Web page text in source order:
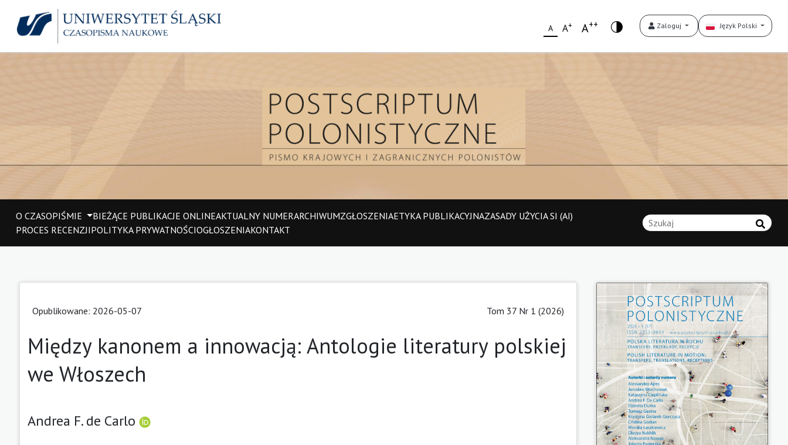
A A+ A++ Zaloguj Język Polski
O CZASOPIŚMIE BIEŻĄCE PUBLIKACJE ONLINEAKTUALNY NUMERARCHIWUMZGŁOSZENIAETYKA PUBLIKACYJNAZASADY UŻYCIA SI (AI)
PROCES RECENZJIPOLITYKA PRYWATNOŚCIOGŁOSZENIAKONTAKT
Opublikowane: 2026-05-07 Tom 37 Nr 1 (2026)
Między kanonem a innowacją: Antologie literatury polskiej
we Włoszech
Andrea F. de Carlo